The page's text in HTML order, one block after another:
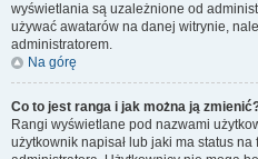
wyświetlania są uzależnione od
używać awatarów na danej witrynie,
administratorem.
Na górę
Co to jest ranga i jak można ją
Rangi wyświetlane pod nazwami
użytkownik napisał lub jaki ma status